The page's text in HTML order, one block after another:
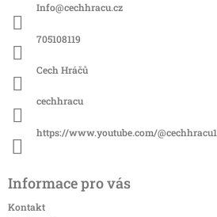
Info@cechhracu.cz
705108119
Cech Hráčů
cechhracu
https://www.youtube.com/@cechhracu1
Informace pro vás
Kontakt